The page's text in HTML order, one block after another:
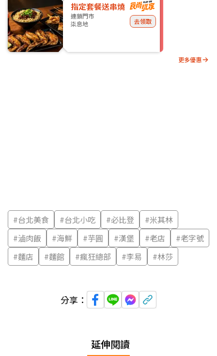
指定套餐送串燒
連鎖門市
柒息地
去領取
更多優惠
#台北美食 #台北小吃 #必比登 #米其林
#滷肉飯 #海鮮 #芋圓 #漢堡 #老店 #老字號
#麵店 #麵館 #瘋狂總部 #李易 #林莎
分享：
延伸閱讀